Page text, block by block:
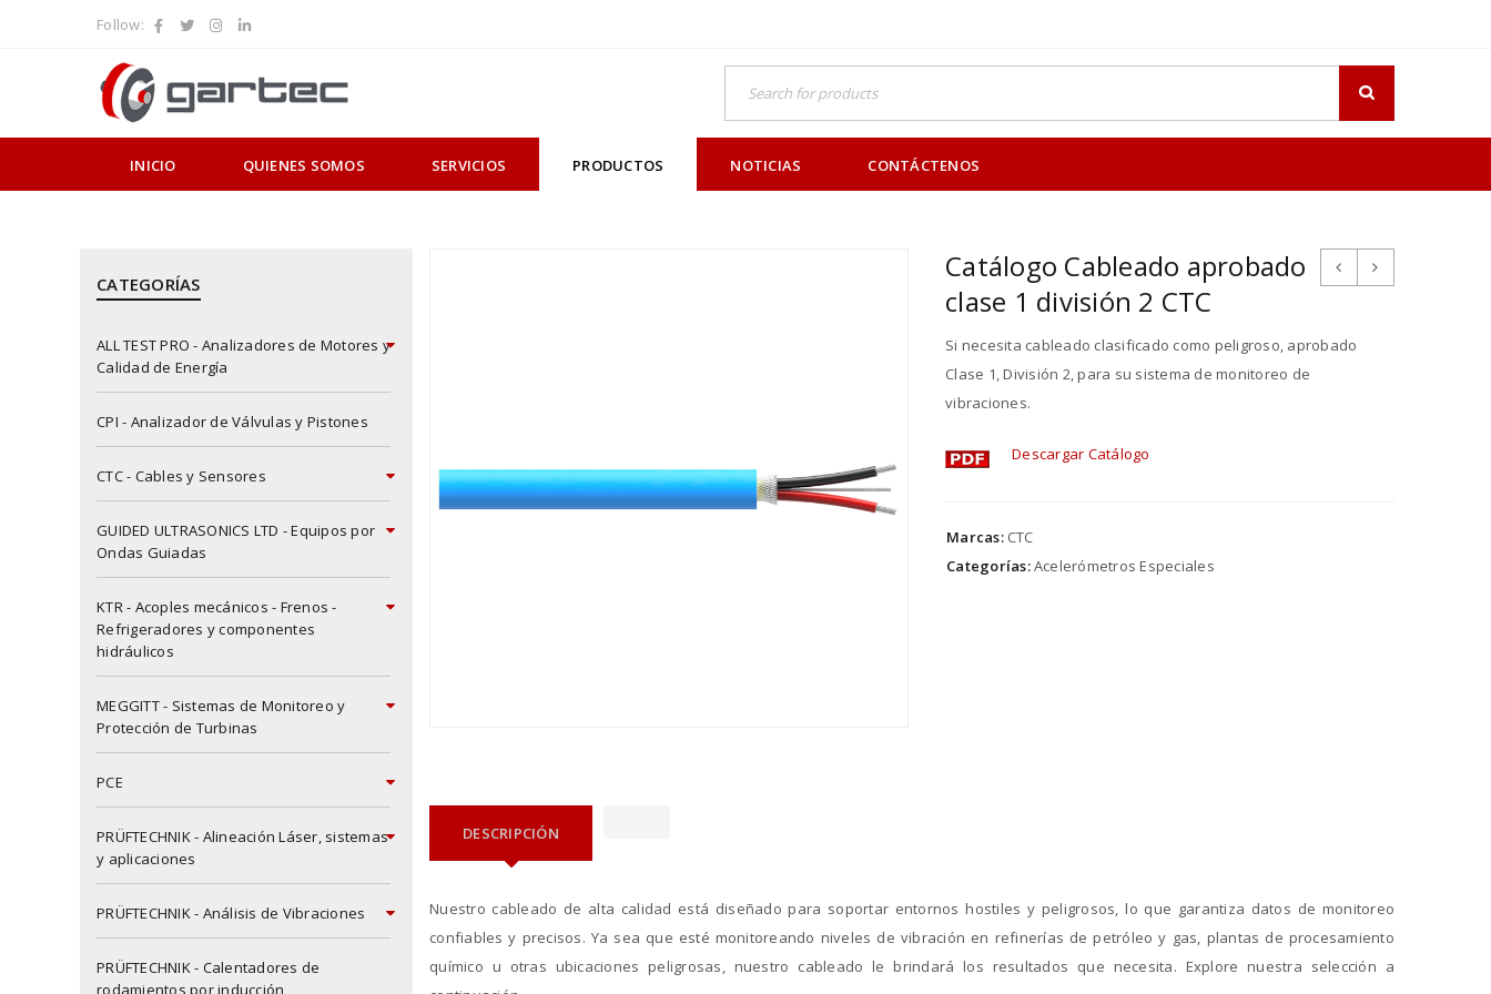
Follow:
INICIO QUIENES SOMOS SERVICIOS PRODUCTOS NOTICIAS CONTÁCTENOS
CATEGORÍAS
ALL TEST PRO - Analizadores de Motores y
Calidad de Energía
CPI - Analizador de Válvulas y Pistones
CTC - Cables y Sensores
GUIDED ULTRASONICS LTD - Equipos por
Ondas Guiadas
KTR - Acoples mecánicos - Frenos -
Refrigeradores y componentes
hidráulicos
MEGGITT - Sistemas de Monitoreo y
Protección de Turbinas
PCE
PRÜFTECHNIK - Alineación Láser, sistemas
y aplicaciones
PRÜFTECHNIK - Análisis de Vibraciones
PRÜFTECHNIK - Calentadores de
rodamientos por inducción
Catálogo Cableado aprobado
clase 1 división 2 CTC
Si necesita cableado clasificado como peligroso, aprobado
Clase 1, División 2, para su sistema de monitoreo de
vibraciones.
Descargar Catálogo
Marcas: CTC
Categorías:Acelerómetros Especiales
DESCRIPCIÓN
Nuestro cableado de alta calidad está diseñado para soportar entornos hostiles y peligrosos, lo que garantiza datos de monitoreo
confiables y precisos. Ya sea que esté monitoreando niveles de vibración en refinerías de petróleo y gas, plantas de procesamiento
químico u otras ubicaciones peligrosas, nuestro cableado le brindará los resultados que necesita. Explore nuestra selección a